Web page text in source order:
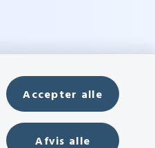
Accepter alle
Afvis alle